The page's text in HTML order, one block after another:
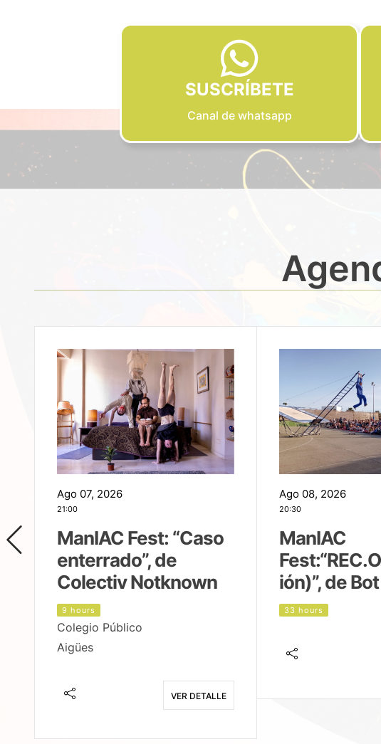
SUSCRÍBETE
Canal de whatsapp
Ago 07, 2026
21:00
ManIAC Fest: “Caso
enterrado”, de
Colectiv Notknown
9 hours
Colegio Público
Aigües
VER DETALLE
Ago 08, 2026
20:30
ManIAC
ión)”, de
33 hours